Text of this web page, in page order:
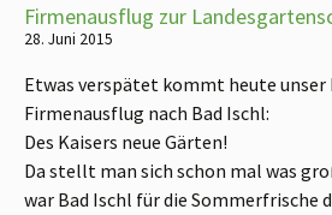
Firmenausflug zur
28. Juni 2015
Etwas verspätet kommt heute unser
Firmenausflug nach Bad Ischl:
Des Kaisers neue Gärten!
Da stellt man sich schon mal was
war Bad Ischl für die Sommerfrische